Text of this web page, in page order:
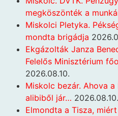
megköszönték a
Miskolci Pletyka.
mondta brigádja
Ekgázolták Janza
Felelős Minisztérium
2026.08.10.
Miskolc bezár. Ahova
alibiből jár… 2026.08.10.
Elmondta a Tisza,